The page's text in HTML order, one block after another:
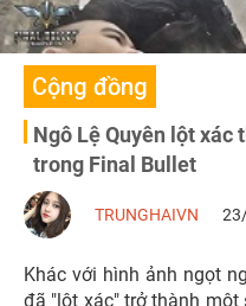
Cộng đồng
Ngô Lệ Quyên lột xác
trong Final Bullet
TRUNGHAIVN
Khác với hình ảnh ngọt
đã "lột xác" trở thành một